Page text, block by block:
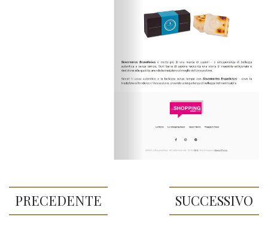
SUCCESSIVO
PRECEDENTE